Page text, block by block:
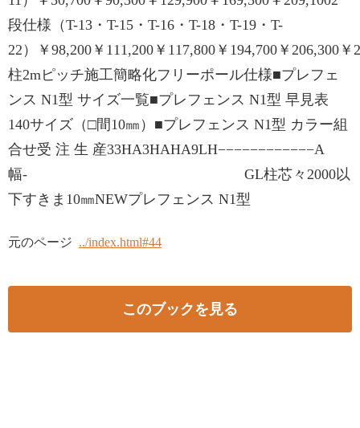
段仕様（T-13・T-15・T-16・T-18・T-19・T-
22）￥98,200￥111,200￥117,800￥194,700￥206,300
柱2mピッチ施工簡略化フリーポール仕様■プレフェ
ンス N1型 サイズ一覧■プレフェンス N1型 早見表
140サイズ（□間10㎜）■プレフェンス N1型 カラー組
合せ受 注 生 産33HA3HAHA9LH−−−−−−−−−−−−A
幅- GL柱芯々2000以
下すきま10㎜NEWプレフェンス N1型
元のページ ../index.html#44
このブックを見る